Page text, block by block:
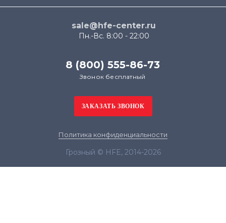
sale@hfe-center.ru
Пн.-Вс. 8:00 - 22:00
8 (800) 555-86-73
Звонок бесплатный
Политика конфиденциальности
Грозный © HFE, 2014-2026